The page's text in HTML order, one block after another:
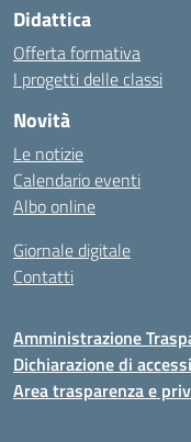
Didattica
Offerta formativa
I progetti delle classi
Novità
Le notizie
Calendario eventi
Albo online
Giornale digitale
Contatti
Amministrazione
Dichiarazione di
Area trasparenza e